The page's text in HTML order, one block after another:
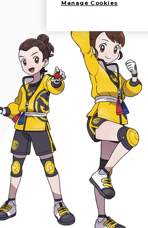
Manage Cookies